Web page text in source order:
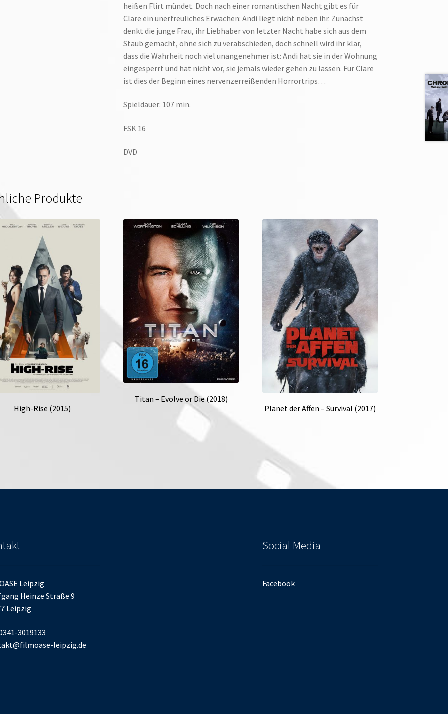
heißen Flirt mündet. Doch nach einer romantischen Nacht gibt es für
Clare ein unerfreuliches Erwachen: Andi liegt nicht neben ihr. Zunächst
denkt die junge Frau, ihr Liebhaber von letzter Nacht habe sich aus dem
Staub gemacht, ohne sich zu verabschieden, doch schnell wird ihr klar,
dass die Wahrheit noch viel unangenehmer ist: Andi hat sie in der Wohnung
eingesperrt und hat nicht vor, sie jemals wieder gehen zu lassen. Für Clare
ist dies der Beginn eines nervenzerreißenden Horrortrips…
Spieldauer: 107 min.
FSK 16
DVD
Produkte
High-Rise (2015)
Titan – Evolve or Die (2018)
Planet der Affen – Survival (2017)
Leipzig
Heinze Straße 9
Leipzig
3019133
leipzig.de
Social Media
Facebook